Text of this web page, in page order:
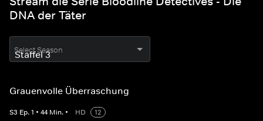
DNA der Täter
Select Season
Grauenvolle Überraschung
S3 Ep.1 • 44 Min. • HD
12